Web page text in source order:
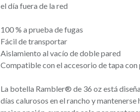
el día fuera de la red
100 % a prueba de fugas
Fácil de transportar
Aislamiento al vacío de doble pared
Compatible con el accesorio de tapa
La botella Rambler® de 36 oz está
días calurosos en el rancho y